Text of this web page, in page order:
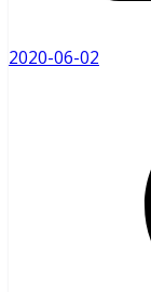
2020-06-02